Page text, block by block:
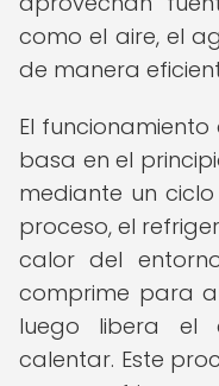
como el aire, el
de manera
El
basa en el
mediante un
proceso, el
calor del
comprime para
luego libera el
calentar. Este